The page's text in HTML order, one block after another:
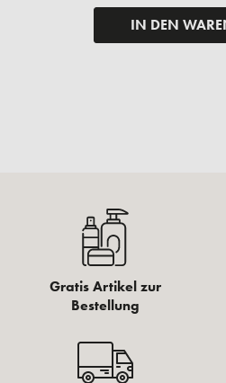
IN DEN
Gratis Artikel zur
Bestellung